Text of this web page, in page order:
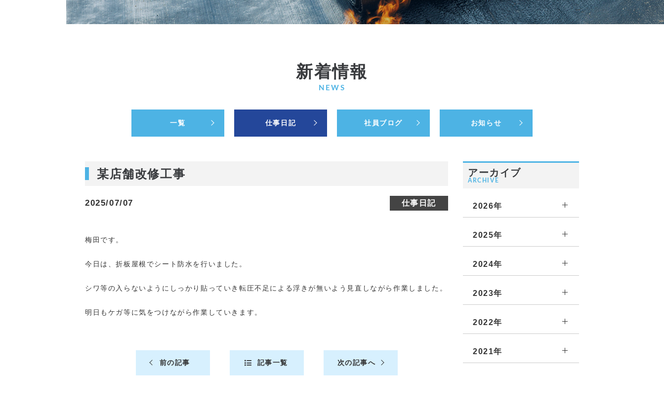
新着情報
NEWS
一覧 仕事日記 社員ブログ お知らせ
某店舗改修工事
2025/07/07 仕事日記
梅田です。
今日は、折板屋根でシート防水を行いました。
シワ等の入らないようにしっかり貼っていき転圧不足による浮きが無いよう見直しながら作業しました。
明日もケガ等に気をつけながら作業していきます。
前の記事 記事一覧 次の記事へ
アーカイブ
ARCHIVE
2026年
2025年
2024年
2023年
2022年
2021年